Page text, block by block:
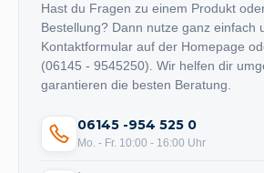
Hast du Fragen zu einem Produkt
Bestellung? Dann nutze ganz einfach
Kontaktformular auf der Homepage
(06145 - 9545250). Wir helfen dir
garantieren die besten Beratung.
06145 -954 525 0
Mo. - Fr. 10:00 - 16:00 Uhr